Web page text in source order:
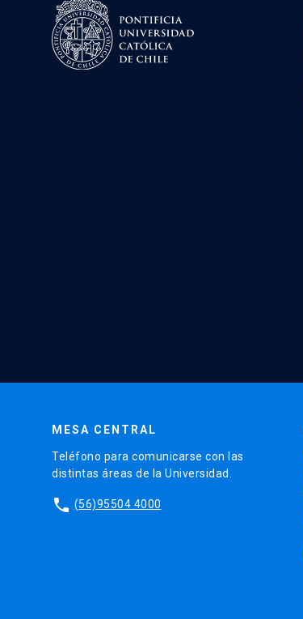
MESA CENTRAL
Teléfono para comunicarse con las
distintas áreas de la Universidad.
phone (56)95504 4000